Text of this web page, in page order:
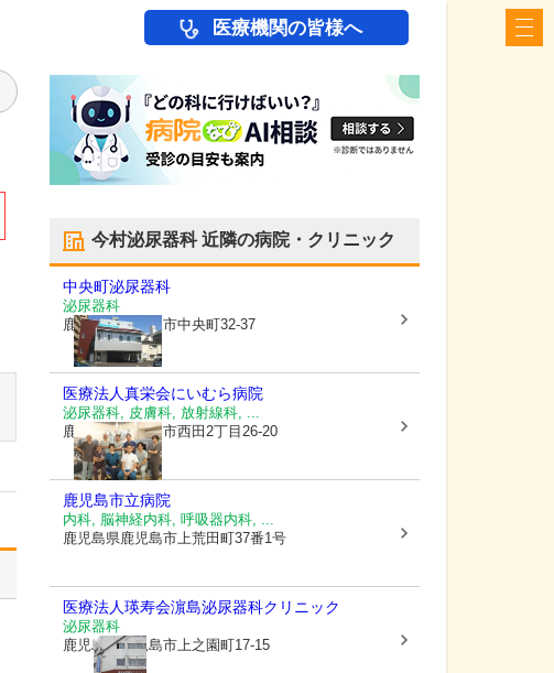
医療機関の皆様へ
今村泌尿器科近隣の病院・クリニック
中央町泌尿器科
泌尿器科
鹿児島県鹿児島市中央町32-37
医療法人真栄会にいむら病院
泌尿器科, 皮膚科, 放射線科, ...
鹿児島県鹿児島市西田2丁目26-20
鹿児島市立病院
内科, 脳神経内科, 呼吸器内科, ...
鹿児島県鹿児島市上荒田町37番1号
医療法人瑛寿会濵島泌尿器科クリニック
泌尿器科
鹿児島県鹿児島市上之園町17-15